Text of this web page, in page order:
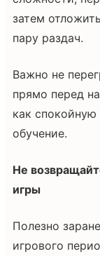
затем
пару раздач.
Важно не
прямо перед
как спокойную
обучение.
Не
игры
Полезно
игрового